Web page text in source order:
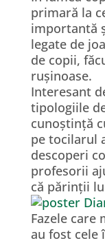
primară la
importantă
legate de
de copii,
rușinoase.
Interesant
tipologiile
cunoștință
pe tocilarul
descoperi
profesorii
că părinții
Fazele care
au fost cele